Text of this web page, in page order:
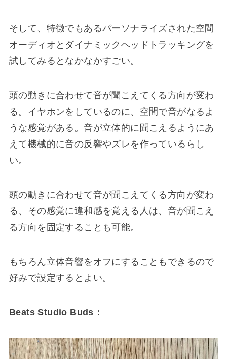
そして、特徴でもあるパーソナライズされた空間
オーディオとダイナミックヘッドトラッキングを
試してみるとなかなかすごい。
頭の動きに合わせて音が聞こえてくる方向が変わ
る。イヤホンをしているのに、空間で音がなるよ
うな感覚がある。音が立体的に聞こえるようにあ
えて機械的に音の反響やズレを作っているらし
い。
頭の動きに合わせて音が聞こえてくる方向が変わ
る、その感覚に違和感を覚える人は、音が聞こえ
る方向を固定することも可能。
もちろん立体音響をオフにすることもできるので
好みで設定するとよい。
Beats Studio Buds：